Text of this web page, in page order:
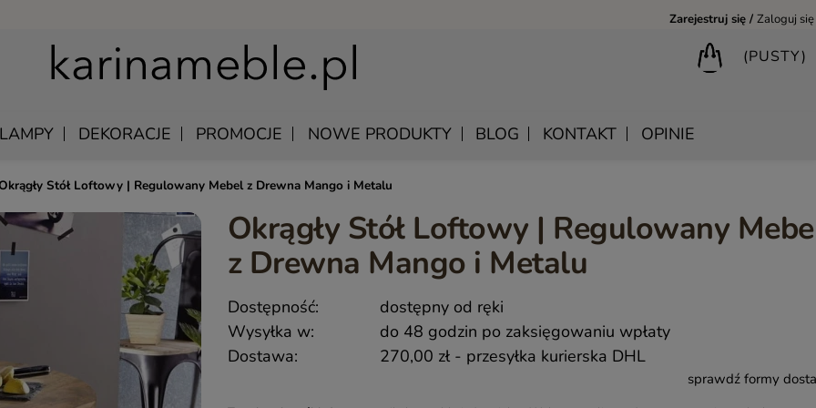
Zarejestruj się Zaloguj się
(PUSTY)
ŁÓŻKA DREWNIANE
SZAFKI NOCNE DREWNIANE
SZAFY DREWNIANE
BIURKA DREWNIANE
BIBLIOTECZKI DREWNIANE
LUSTRA DREWNIANE
MANGO – MEBLE Z LITEGO DREWNA NATURALNE
MEBLE Z PALISANDRU INDYJSKIEGO
MEBLE INDYJSKIE Z AKACJI
QUEEN – KLASYCZNE MEBLE DREWNIANE
MEBLE RUSTYKALNE DREWNIANE
HAMPTON ISLAND – MEBLE W STYLU HAMPTON
SHANTI – DREWNIANE MEBLE RZEŹBIONE
MANDALA – INDYJSKIE MEBLE RZEŹBIONE
MEBLE BOHO SKANDYNAWSKIE – DREWNIANE
MONSOON – MEBLE RZEŹBIONE BOHO NOWOCZESNE
SAHARA – MEBLE VINTAGE LOFT
SAFFRON – MEBLE INDYJSKIE I ORIENTALNE
LAMPY DEKORACJE PROMOCJE NOWE PRODUKTY BLOG KONTAKT OPINIE
Stół Loftowy | Regulowany Mebel z Drewna Mango i Metalu
Okrągły Stół Loftowy | Regulowany
z Drewna Mango i Metalu
Dostępność:
dostępny od ręki
Wysyłka w:
do 48 godzin po zaksięgowaniu wpłaty
Dostawa:
270,00 zł - przesyłka kurierska DHL
sprawdź formy